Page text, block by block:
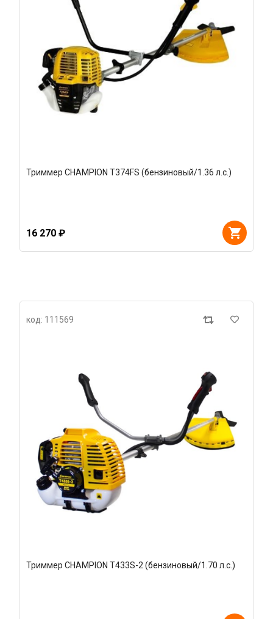
Триммер CHAMPION Т374FS (бензиновый/1.36 л.с.)
16 270 ₽
код: 111569
Триммер CHAMPION Т433S-2 (бензиновый/1.70 л.с.)